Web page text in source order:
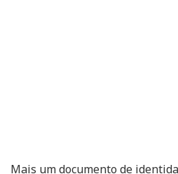
Mais um documento de